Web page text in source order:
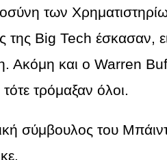
των
της Big Tech έσκασαν,
Ακόμη και ο Warren
τρόμαξαν όλοι.
σύμβουλος του